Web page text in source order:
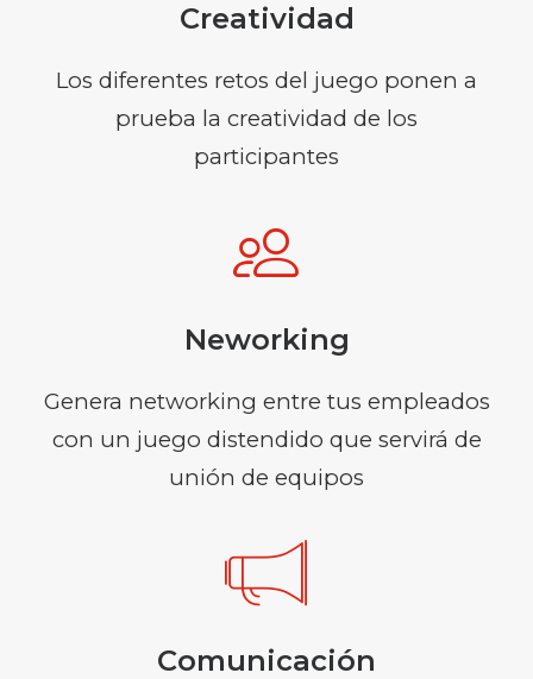
Creatividad
Los diferentes retos del juego ponen a
prueba la creatividad de los
participantes
Neworking
Genera networking entre tus empleados
con un juego distendido que servirá de
unión de equipos
Comunicación